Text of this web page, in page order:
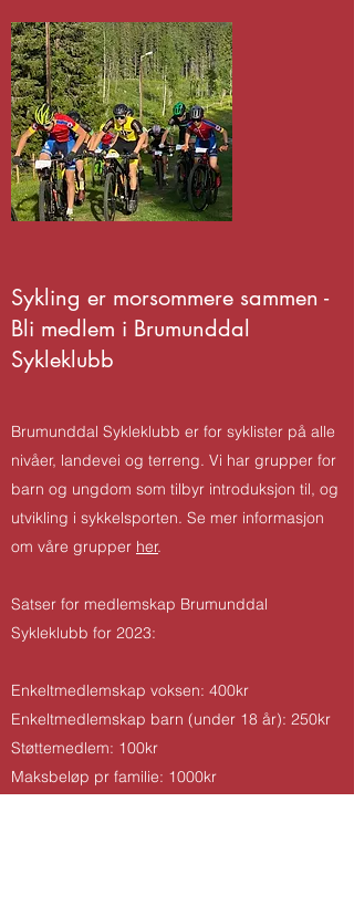
Sykling er morsommere sammen -
Bli medlem i Brumunddal
Sykleklubb
Brumunddal Sykleklubb er for syklister på alle
nivåer, landevei og terreng. Vi har grupper for
barn og ungdom som tilbyr introduksjon til, og
utvikling i sykkelsporten. Se mer informasjon
om våre grupper her.
Satser for medlemskap Brumunddal
Sykleklubb for 2023:
Enkeltmedlemskap voksen: 400kr
Enkeltmedlemskap barn (under 18 år): 250kr
Støttemedlem: 100kr
Maksbeløp pr familie: 1000kr